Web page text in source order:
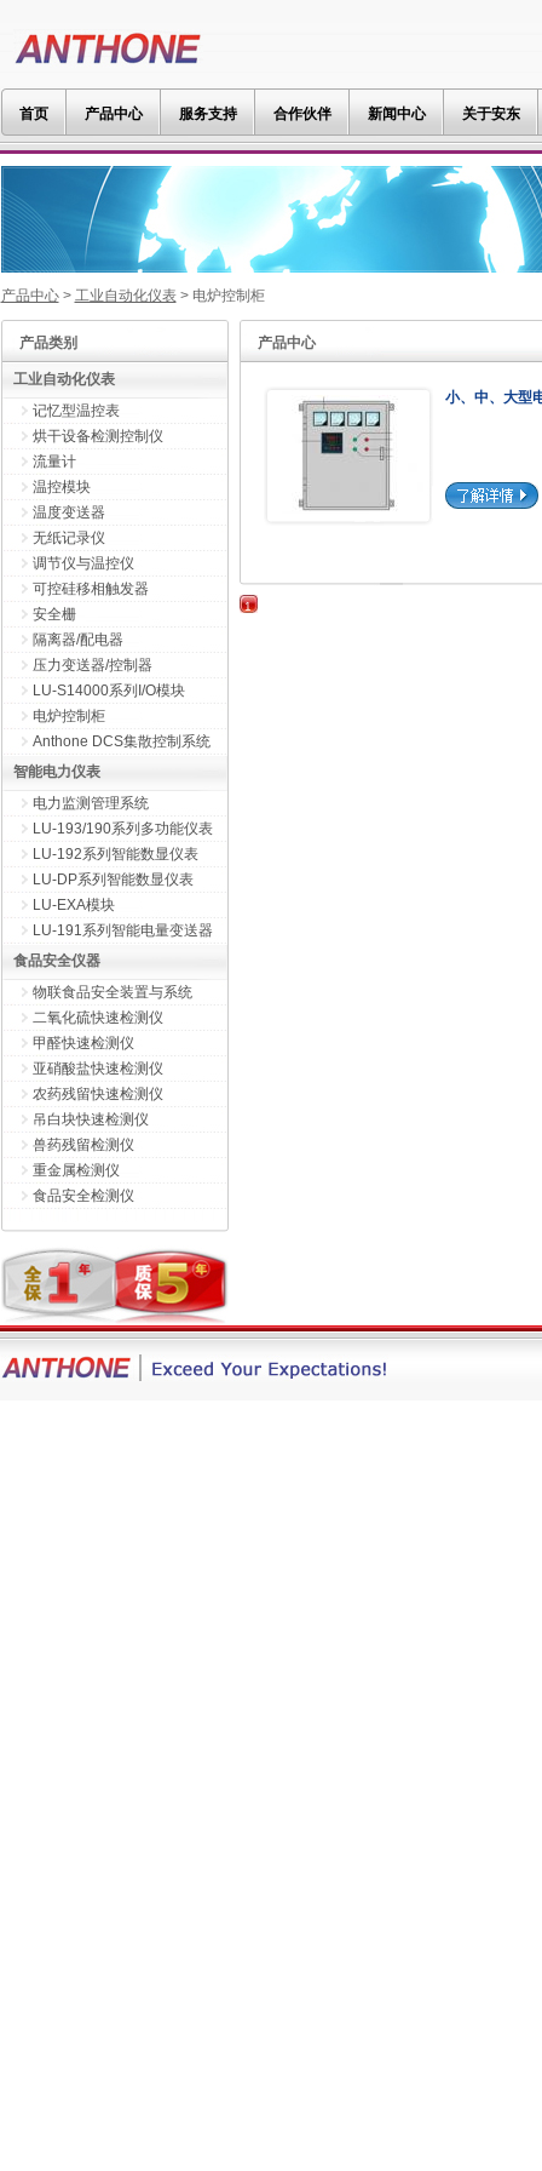
首页 产品中心 服务支持 合作伙伴 新闻中心 关于安东
产品中心> 工业自动化仪表> 电炉控制柜
产品类别
工业自动化仪表
记忆型温控表
烘干设备检测控制仪
流量计
温控模块
温度变送器
无纸记录仪
调节仪与温控仪
可控硅移相触发器
安全栅
隔离器/配电器
压力变送器/控制器
LU-S14000系列I/O模块
电炉控制柜
Anthone DCS集散控制系统
智能电力仪表
电力监测管理系统
LU-193/190系列多功能仪表
LU-192系列智能数显仪表
LU-DP系列智能数显仪表
LU-EXA模块
LU-191系列智能电量变送器
食品安全仪器
物联食品安全装置与系统
二氧化硫快速检测仪
甲醛快速检测仪
亚硝酸盐快速检测仪
农药残留快速检测仪
吊白块快速检测仪
兽药残留检测仪
重金属检测仪
食品安全检测仪
产品中心
小、中、大型
1